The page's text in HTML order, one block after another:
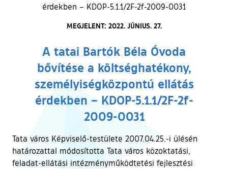
érdekben – KDOP-5.1.1/2F-2f-2009-0031
MEGJELENT: 2022. JÚNIUS. 27.
A tatai Bartók Béla Óvoda
bővítése a költséghatékony,
személyiségközpontú ellátás
érdekben – KDOP-5.1.1/2F-2f-
2009-0031
Tata város Képviselő-testülete 2007.04.25.-i ülésén
határozattal módosította Tata város közoktatási,
feladat-ellátási intézményműködtetési fejlesztési